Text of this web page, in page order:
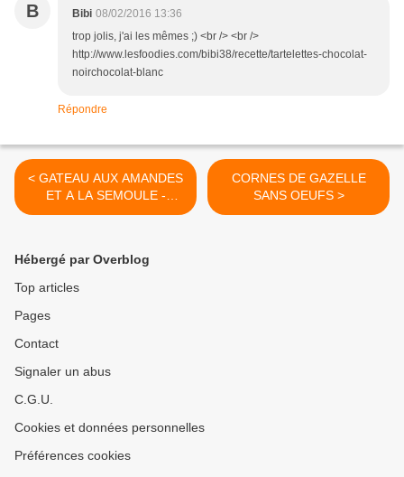
B Bibi 08/02/2016 13:36
trop jolis, j'ai les mêmes ;) <br /> <br />
http://www.lesfoodies.com/bibi38/recette/tartelettes-chocolat-
noirchocolat-blanc
Répondre
< GATEAU AUX AMANDES
ET A LA SEMOULE -
L`HARISSA
CORNES DE GAZELLE
SANS OEUFS >
Hébergé par Overblog
Top articles
Pages
Contact
Signaler un abus
C.G.U.
Cookies et données personnelles
Préférences cookies